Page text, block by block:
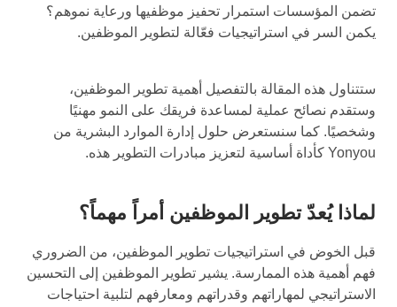
تضمن المؤسسات استمرار تحفيز موظفيها ورعاية نموهم؟
يكمن السر في استراتيجيات فعّالة لتطوير الموظفين.
ستتناول هذه المقالة بالتفصيل أهمية تطوير الموظفين،
وستقدم نصائح عملية لمساعدة فريقك على النمو مهنيًا
وشخصيًا. كما سنستعرض حلول إدارة الموارد البشرية من
Yonyou كأداة أساسية لتعزيز مبادرات التطوير هذه.
لماذا يُعدّ تطوير الموظفين أمراً مهماً؟
قبل الخوض في استراتيجيات تطوير الموظفين، من الضروري
فهم أهمية هذه الممارسة. يشير تطوير الموظفين إلى التحسين
الاستراتيجي لمهاراتهم وقدراتهم ومعارفهم لتلبية احتياجات